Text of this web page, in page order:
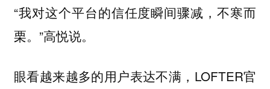
“我对这个平台的信任度瞬间骤减，不寒而
栗。”高悦说。
眼看越来越多的用户表达不满，LOFTER官